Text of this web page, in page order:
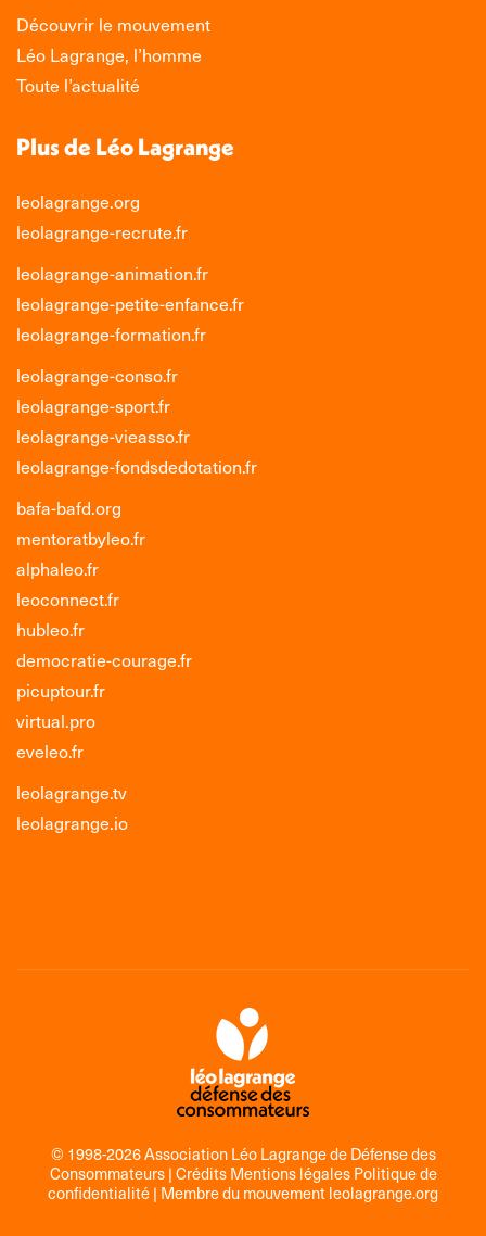
Découvrir le mouvement
Léo Lagrange, l’homme
Toute l’actualité
Plus de Léo Lagrange
leolagrange.org
leolagrange-recrute.fr
leolagrange-animation.fr
leolagrange-petite-enfance.fr
leolagrange-formation.fr
leolagrange-conso.fr
leolagrange-sport.fr
leolagrange-vieasso.fr
leolagrange-fondsdedotation.fr
bafa-bafd.org
mentoratbyleo.fr
alphaleo.fr
leoconnect.fr
hubleo.fr
democratie-courage.fr
picuptour.fr
virtual.pro
eveleo.fr
leolagrange.tv
leolagrange.io
© 1998-2026 Association Léo Lagrange de Défense des
Consommateurs | Crédits Mentions légales Politique de
confidentialité | Membre du mouvement leolagrange.org